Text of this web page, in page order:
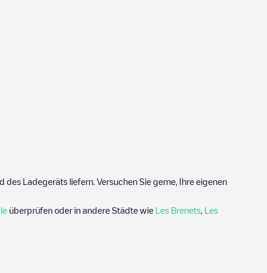
Ladegeräts liefern. Versuchen Sie gerne, Ihre eigenen
überprüfen oder in andere Städte wie Les Brenets
Les